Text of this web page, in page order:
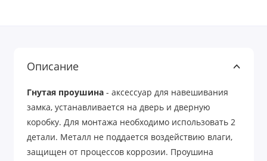
Описание
Гнутая проушина - аксессуар для навешивания
замка, устанавливается на дверь и дверную
коробку. Для монтажа необходимо использовать 2
детали. Металл не поддается воздействию влаги,
защищен от процессов коррозии. Проушина